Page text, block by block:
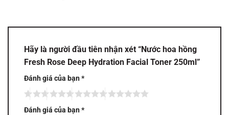
Hãy là người đầu tiên nhận xét “Nước hoa hồng
Fresh Rose Deep Hydration Facial Toner 250ml”
Đánh giá của bạn*
Đánh giá của bạn*